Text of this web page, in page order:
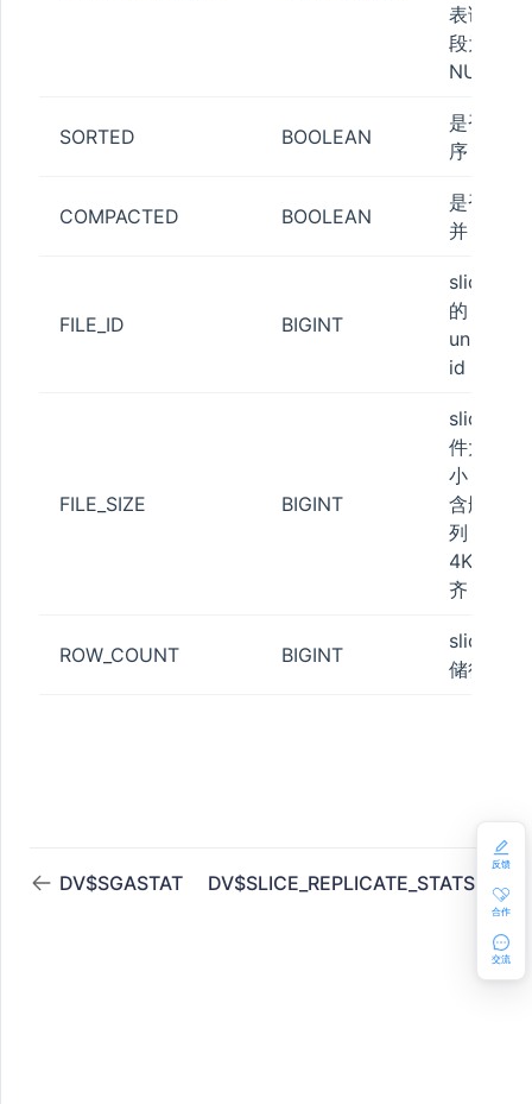
表该字
段为
NULL
SORTED BOOLEAN
是否排
序
COMPACTED BOOLEAN
是否合
并
FILE_ID BIGINT
slice
的
unique
id
FILE_SIZE BIGINT
slice文
件大
小，包
含删除
列，
4K对
齐
ROW_COUNT BIGINT
slice存
储行数
DV$SGASTAT DV$SLICE_REPLICATE_STATS
反馈
合作
交流